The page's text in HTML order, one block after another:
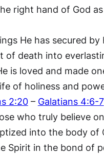
right hand of God
He has secured
of death into
is loved and made
of holiness and
2:20– Galatians 4:6-7
who truly believe
into the body
Spirit in the bond of